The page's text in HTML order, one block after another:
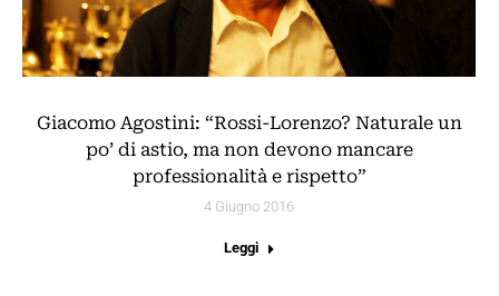
Giacomo Agostini: “Rossi-Lorenzo? Naturale un
po’ di astio, ma non devono mancare
professionalità e rispetto”
4 Giugno 2016
Leggi